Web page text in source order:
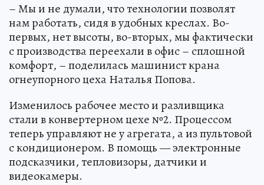
– Мы и не думали, что технологии позволят
нам работать, сидя в удобных креслах. Во-
первых, нет высоты, во-вторых, мы фактически
с производства переехали в офис – сплошной
комфорт, – поделилась машинист крана
огнеупорного цеха Наталья Попова.
Изменилось рабочее место и разливщика
стали в конвертерном цехе №2. Процессом
теперь управляют не у агрегата, а из пультовой
с кондиционером. В помощь — электронные
подсказчики, тепловизоры, датчики и
видеокамеры.